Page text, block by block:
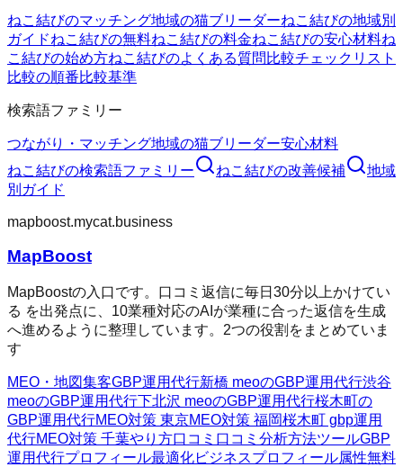
ねこ結びのマッチング地域の猫ブリーダーねこ結びの地域別
ガイドねこ結びの無料ねこ結びの料金ねこ結びの安心材料ね
こ結びの始め方ねこ結びのよくある質問 比較チェックリスト
比較の順番比較基準
検索語ファミリー
つながり・マッチング地域の猫ブリーダー安心材料
ねこ結びの検索語ファミリー ねこ結びの改善候補
地域
別ガイド
mapboost.mycat.business
MapBoost
MapBoostの入口です。口コミ返信に毎日30分以上かけてい
る を出発点に、10業種対応のAIが業種に合った返信を生成
へ進めるように整理しています。2つの役割をまとめていま
す
MEO・地図集客GBP運用代行新橋 meoのGBP運用代行渋谷
meoのGBP運用代行下北沢 meoのGBP運用代行桜木町の
GBP運用代行MEO対策 東京MEO対策 福岡桜木町 gbp運用
代行MEO対策 千葉やり方口コミ 口コミ分析方法ツールGBP
運用代行プロフィール最適化ビジネスプロフィール属性無料